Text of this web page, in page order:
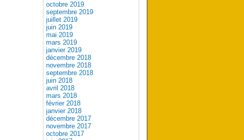
octobre 2019
septembre 2019
juillet 2019
juin 2019
mai 2019
mars 2019
janvier 2019
décembre 2018
novembre 2018
septembre 2018
juin 2018
avril 2018
mars 2018
février 2018
janvier 2018
décembre 2017
novembre 2017
octobre 2017